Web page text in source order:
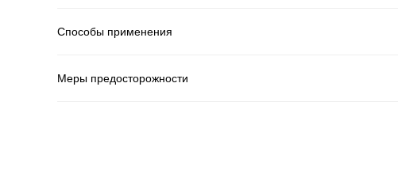
Способы применения
Меры предосторожности